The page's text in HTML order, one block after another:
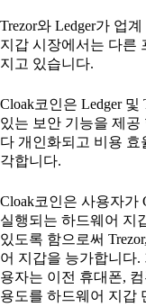
Trezor와 Ledger가 업
지갑 시장에서는 다른
지고 있습니다.
Cloak코인은 Ledger 및
있는 보안 기능을 제
다 개인화되고 비용 효
각합니다.
Cloak코인은 사용자가
실행되는 하드웨어 지
있도록 함으로써
어 지갑을 능가합니다.
용자는 이전 휴대폰,
용도를 하드웨어 지갑